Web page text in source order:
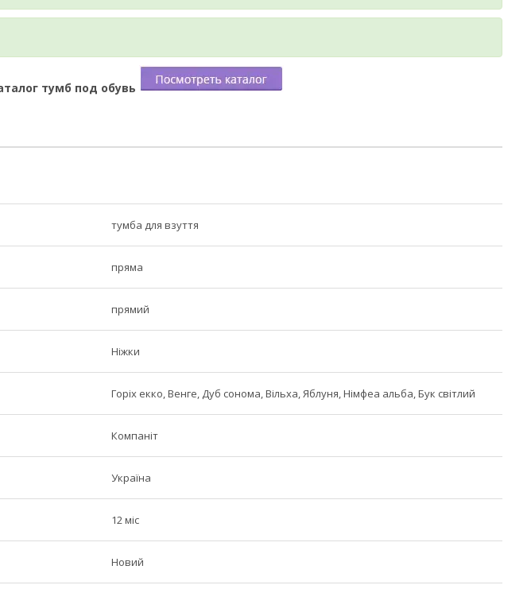
тумб под обувь
тумба для взуття
пряма
прямий
Ніжки
Горіх екко, Венге, Дуб сонома, Вільха, Яблуня, Німфеа альба, Бук світлий
Компаніт
Україна
12 міс
Новий